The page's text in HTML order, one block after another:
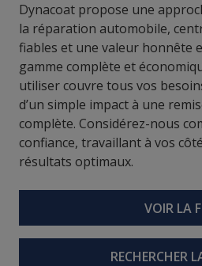
Dynacoat propose une
la réparation automobile,
fiables et une valeur honnête
gamme complète et
utiliser couvre tous vos
d’un simple impact à une
complète. Considérez-nous
confiance, travaillant à vos
résultats optimaux.
VOIR LA
RECHERCHER